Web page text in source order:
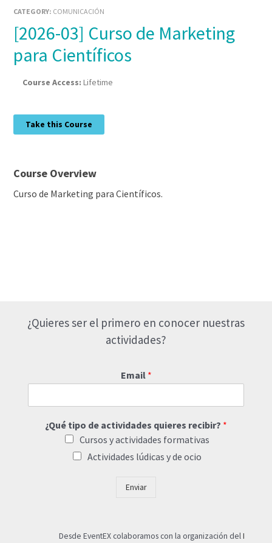
CATEGORY: COMUNICACIÓN
[2026-03] Curso de Marketing
para Científicos
Course Access:Lifetime
Take this Course
Course Overview
Curso de Marketing para Científicos.
¿Quieres ser el primero en conocer nuestras
actividades?
Email *
¿Qué tipo de actividades quieres recibir? *
Cursos y actividades formativas
Actividades lúdicas y de ocio
Enviar
Desde EventEX colaboramos con la organización delI